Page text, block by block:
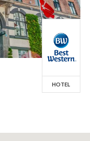
HOTEL